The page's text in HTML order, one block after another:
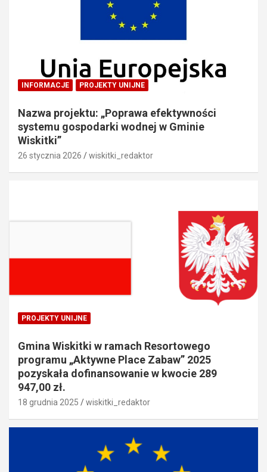
INFORMACJE PROJEKTY UNIJNE
Nazwa projektu: „Poprawa efektywności
systemu gospodarki wodnej w Gminie
Wiskitki”
26 stycznia 2026 wiskitki_redaktor
PROJEKTY UNIJNE
Gmina Wiskitki w ramach Resortowego
programu „Aktywne Place Zabaw” 2025
pozyskała dofinansowanie w kwocie 289
947,00 zł.
18 grudnia 2025 wiskitki_redaktor